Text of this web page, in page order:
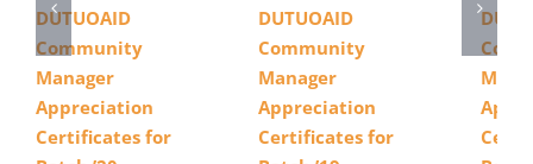
DUTUOAID
Community
Manager
Appreciation
Certificates for
DUTUOAID
Community
Manager
Appreciation
Certificates for